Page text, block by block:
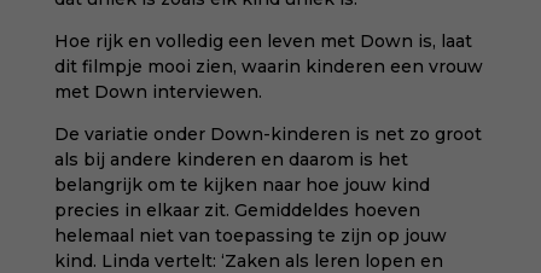
Hoe rijk en volledig een leven met Down is, laat
dit filmpje mooi zien, waarin kinderen een vrouw
met Down interviewen.
De variatie onder Down-kinderen is net zo groot
als bij andere kinderen en daarom is het
belangrijk om te kijken naar hoe jouw kind
precies in elkaar zit. Gemiddeldes hoeven
helemaal niet van toepassing te zijn op jouw
kind. Linda vertelt: ‘Zaken als leren lopen en